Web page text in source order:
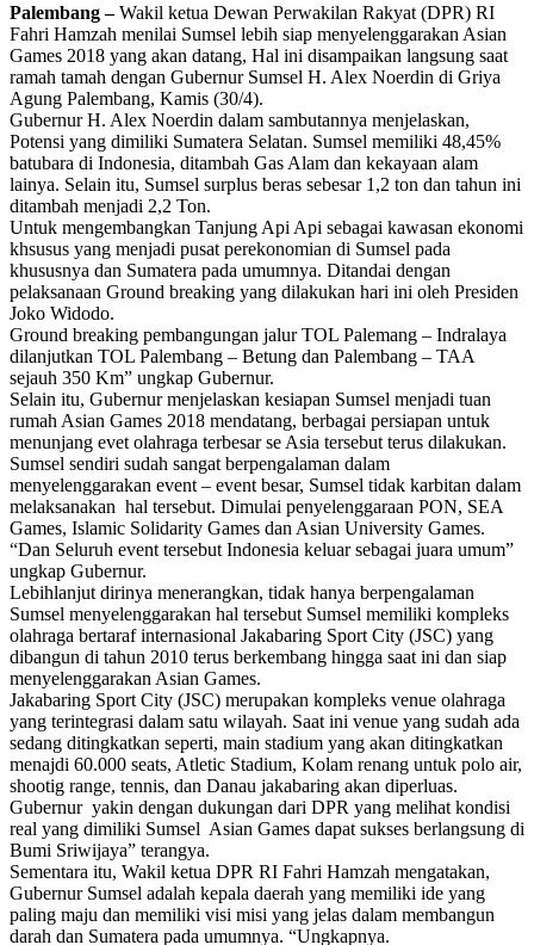
Palembang –Wakil ketua Dewan Perwakilan Rakyat (DPR) RI
Fahri Hamzah menilai Sumsel lebih siap menyelenggarakan Asian
Games 2018 yang akan datang, Hal ini disampaikan langsung saat
ramah tamah dengan Gubernur Sumsel H. Alex Noerdin di Griya
Agung Palembang, Kamis (30/4).
Gubernur H. Alex Noerdin dalam sambutannya menjelaskan,
Potensi yang dimiliki Sumatera Selatan. Sumsel memiliki 48,45%
batubara di Indonesia, ditambah Gas Alam dan kekayaan alam
lainya. Selain itu, Sumsel surplus beras sebesar 1,2 ton dan tahun ini
ditambah menjadi 2,2 Ton.
Untuk mengembangkan Tanjung Api Api sebagai kawasan ekonomi
khsusus yang menjadi pusat perekonomian di Sumsel pada
khususnya dan Sumatera pada umumnya. Ditandai dengan
pelaksanaan Ground breaking yang dilakukan hari ini oleh Presiden
Joko Widodo.
Ground breaking pembangungan jalur TOL Palemang – Indralaya
dilanjutkan TOL Palembang – Betung dan Palembang – TAA
sejauh 350 Km” ungkap Gubernur.
Selain itu, Gubernur menjelaskan kesiapan Sumsel menjadi tuan
rumah Asian Games 2018 mendatang, berbagai persiapan untuk
menunjang evet olahraga terbesar se Asia tersebut terus dilakukan.
Sumsel sendiri sudah sangat berpengalaman dalam
menyelenggarakan event – event besar, Sumsel tidak karbitan dalam
melaksanakan hal tersebut. Dimulai penyelenggaraan PON, SEA
Games, Islamic Solidarity Games dan Asian University Games.
“Dan Seluruh event tersebut Indonesia keluar sebagai juara umum”
ungkap Gubernur.
Lebihlanjut dirinya menerangkan, tidak hanya berpengalaman
Sumsel menyelenggarakan hal tersebut Sumsel memiliki kompleks
olahraga bertaraf internasional Jakabaring Sport City (JSC) yang
dibangun di tahun 2010 terus berkembang hingga saat ini dan siap
menyelenggarakan Asian Games.
Jakabaring Sport City (JSC) merupakan kompleks venue olahraga
yang terintegrasi dalam satu wilayah. Saat ini venue yang sudah ada
sedang ditingkatkan seperti, main stadium yang akan ditingkatkan
menajdi 60.000 seats, Atletic Stadium, Kolam renang untuk polo air,
shootig range, tennis, dan Danau jakabaring akan diperluas.
Gubernur yakin dengan dukungan dari DPR yang melihat kondisi
real yang dimiliki Sumsel Asian Games dapat sukses berlangsung di
Bumi Sriwijaya” terangya.
Sementara itu, Wakil ketua DPR RI Fahri Hamzah mengatakan,
Gubernur Sumsel adalah kepala daerah yang memiliki ide yang
paling maju dan memiliki visi misi yang jelas dalam membangun
darah dan Sumatera pada umumnya. “Ungkapnya.